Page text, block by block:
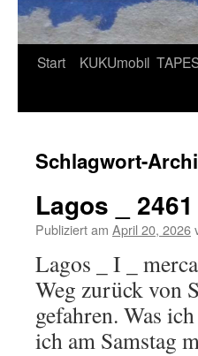
Zum
Start KUKUmobil
Schlagwort-
Lagos _
Publiziert am April 20, 2026
Lagos _ I _
Weg zurück von
gefahren. Was
ich am Samstag